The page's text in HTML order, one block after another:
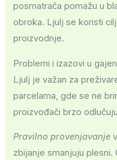
posmatrača pomažu u
obroka. Ljulj se koristi
proizvodnje.
Problemi i izazovi u
Ljulj je važan za
parcelama, gde se ne
proizvođači brzo
Pravilno provenjavanje
zbijanje smanjuju plesni.